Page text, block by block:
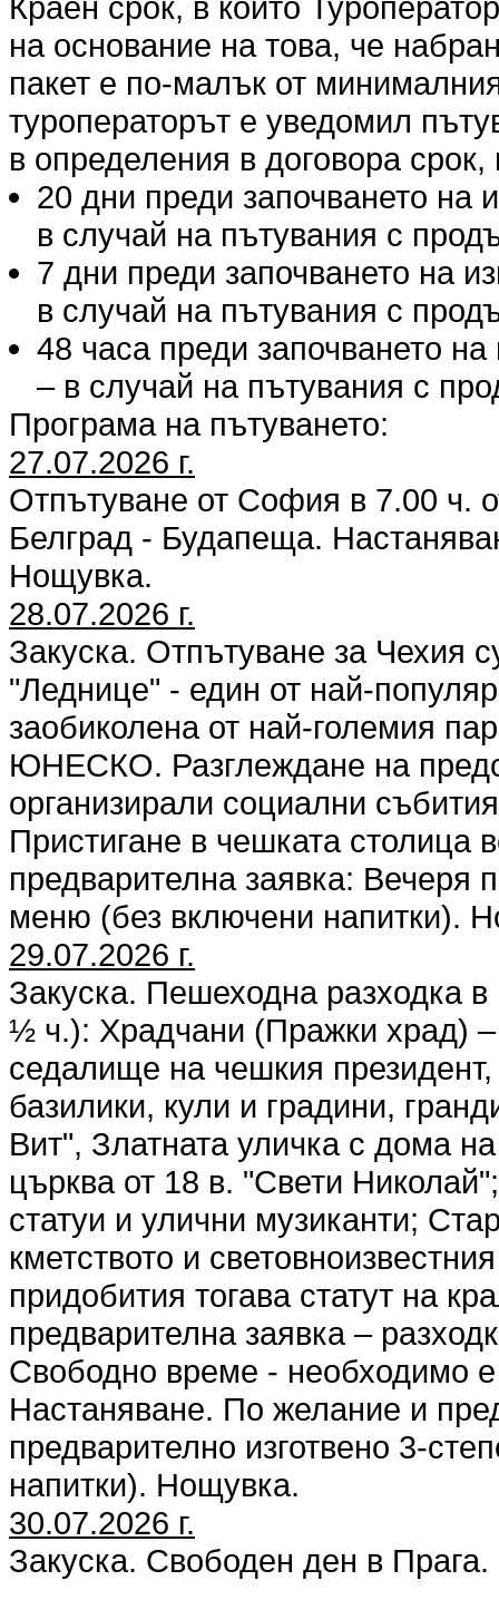
на основание на това, че
пакет е по-малък от
туроператорът е уведомил
в определения в договора
20 дни преди започването на
в случай на пътувания с
7 дни преди започването на
в случай на пътувания с
48 часа преди започването
– в случай на пътувания с
Програма на пътуването:
27.07.2026 г.
Отпътуване от София в 7.00 ч.
Белград - Будапеща.
Нощувка.
28.07.2026 г.
Закуска. Отпътуване за Чехия
"Леднице" - един от най-
заобиколена от най-големия
ЮНЕСКО. Разглеждане на
организирали социални
Пристигане в чешката столица
предварителна заявка: Вечеря
меню (без включени напитки).
29.07.2026 г.
Закуска. Пешеходна разходка
½ ч.): Храдчани (Пражки храд)
седалище на чешкия
базилики, кули и градини,
Вит", Златната уличка с дома
църква от 18 в. "Свети
статуи и улични музиканти;
кметството и
придобития тогава статут на
предварителна заявка –
Свободно време - необходимо е
Настаняване. По желание и
предварително изготвено 3-
напитки). Нощувка.
30.07.2026 г.
Закуска. Свободен ден в